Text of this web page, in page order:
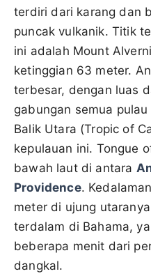
terdiri dari karang dan
puncak vulkanik. Titik
ini adalah Mount
ketinggian 63 meter.
terbesar, dengan luas
gabungan semua
Balik Utara (Tropic of
kepulauan ini. Tongue
bawah laut di antara
Providence.
meter di ujung
terdalam di Bahama,
beberapa menit dari
dangkal.